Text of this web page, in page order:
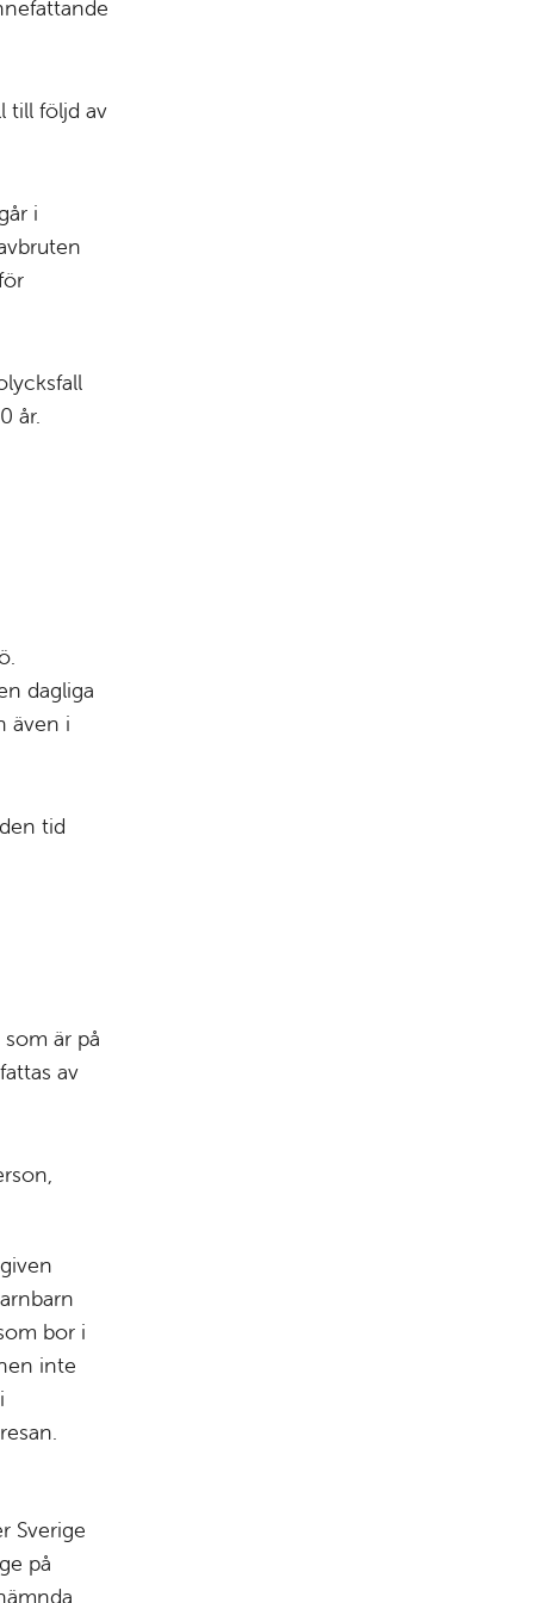
till följd av
i
år.
dagliga
även i
tid
är på
av
bor i
inte
Sverige
på